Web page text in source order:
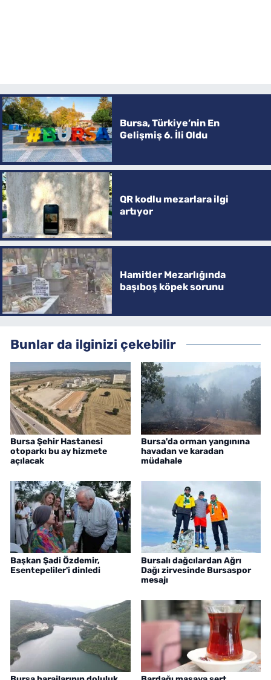
Bursa, Türkiye’nin En
Gelişmiş 6. İli Oldu
QR kodlu mezarlara ilgi
artıyor
Hamitler Mezarlığında
başıboş köpek sorunu
Bunlar da ilginizi çekebilir
Bursa Şehir Hastanesi
otoparkı bu ay hizmete
açılacak
Bursa'da orman yangınına
havadan ve karadan
müdahale
Başkan Şadi Özdemir,
Esentepeliler'i dinledi
Bursalı dağcılardan Ağrı
Dağı zirvesinde Bursaspor
mesajı